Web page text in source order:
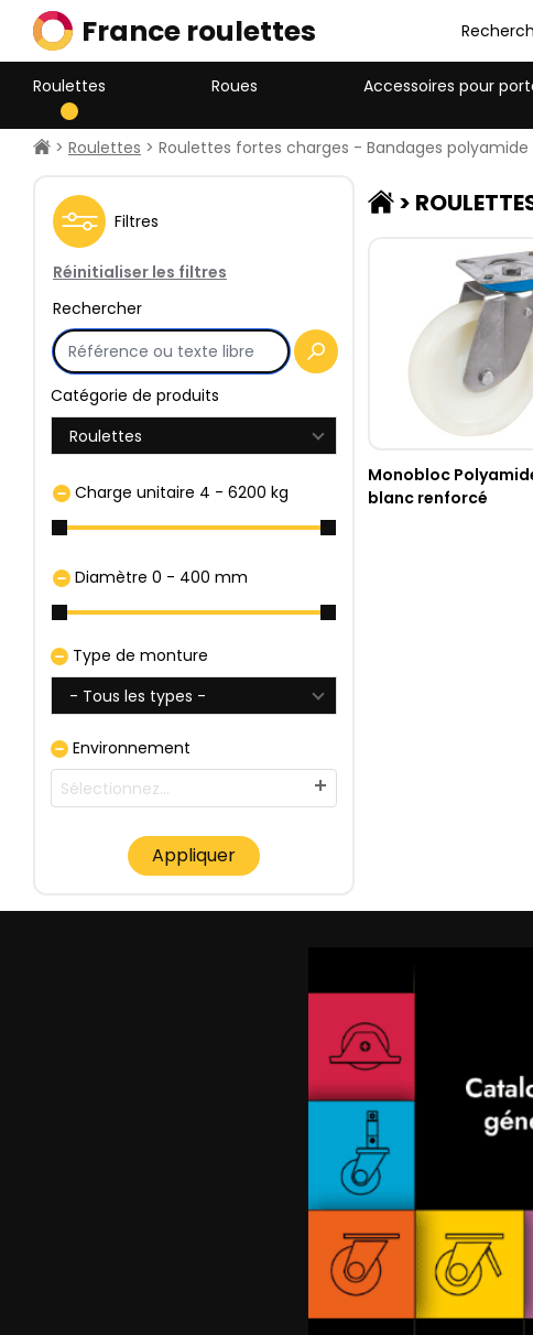
France roulettes
Roulettes Roues Accessoires pour
> Roulettes > Roulettes fortes charges - Bandages
Filtres
Réinitialiser les filtres
Rechercher
Catégorie de produits
Roulettes
Charge unitaire 4 - 6200 kg
Diamètre 0 - 400 mm
Type de monture
- Tous les types -
Environnement
Sélectionnez...
Appliquer
>
Monobloc
blanc renforcé